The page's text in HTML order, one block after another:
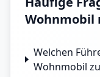
Wohnmobil
Welchen
Wohnmobil